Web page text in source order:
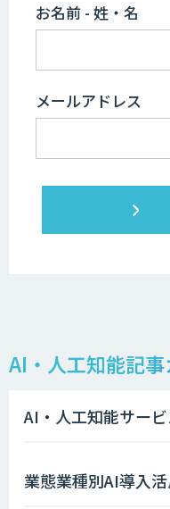
お名前 - 姓・名
メールアドレス
AI・人工知能記
AI・人工知能サービ
業態業種別AI導入